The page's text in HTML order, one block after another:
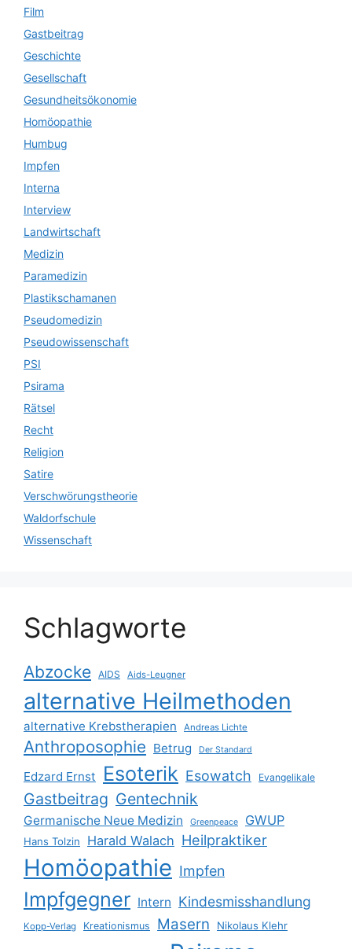
Film
Gastbeitrag
Geschichte
Gesellschaft
Gesundheitsökonomie
Homöopathie
Humbug
Impfen
Interna
Interview
Landwirtschaft
Medizin
Paramedizin
Plastikschamanen
Pseudomedizin
Pseudowissenschaft
PSI
Psirama
Rätsel
Recht
Religion
Satire
Verschwörungstheorie
Waldorfschule
Wissenschaft
Schlagworte
Abzocke AIDS Aids-Leugner
alternative Heilmethoden
alternative Krebstherapien Andreas Lichte
Anthroposophie Betrug Der Standard
Edzard Ernst Esoterik Esowatch Evangelikale
Gastbeitrag Gentechnik
Germanische Neue Medizin Greenpeace GWUP
Hans Tolzin Harald Walach Heilpraktiker
Homöopathie Impfen
Impfgegner Intern Kindesmisshandlung
Kopp-Verlag Kreationismus Masern Nikolaus Klehr